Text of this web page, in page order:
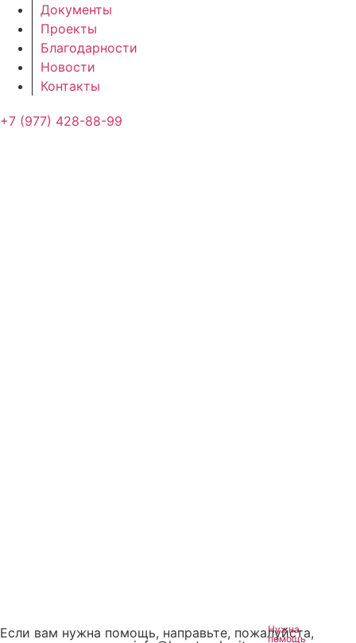
Нужна
помощь
Документы
Проекты
Благодарности
Новости
Контакты
+7 (977) 428-88-99
Если вам нужна помощь, направьте, пожалуйста,